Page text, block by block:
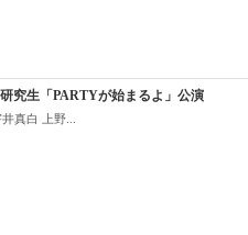
究生「PARTYが始まるよ」公演
真白 上野...